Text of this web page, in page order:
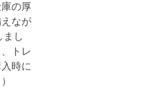
の厚
なが
し
トレ
時に